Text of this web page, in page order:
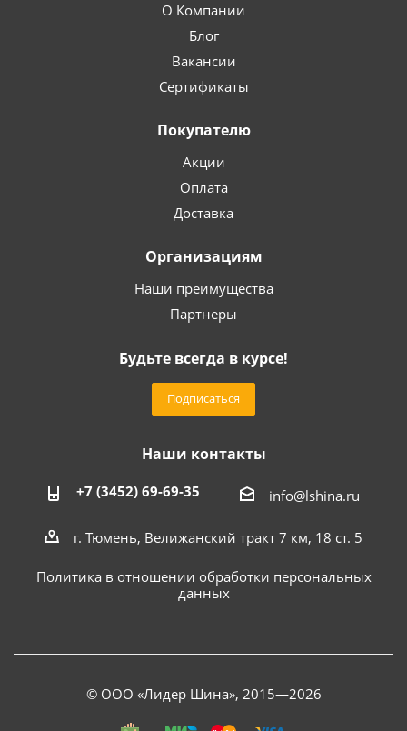
О Компании
Блог
Вакансии
Сертификаты
Покупателю
Акции
Оплата
Доставка
Организациям
Наши преимущества
Партнеры
Будьте всегда в курсе!
Подписаться
Наши контакты
+7 (3452) 69-69-35 info@lshina.ru
г. Тюмень, Велижанский тракт 7 км, 18 ст. 5
Политика в отношении обработки персональных
данных
© ООО «Лидер Шина», 2015—2026